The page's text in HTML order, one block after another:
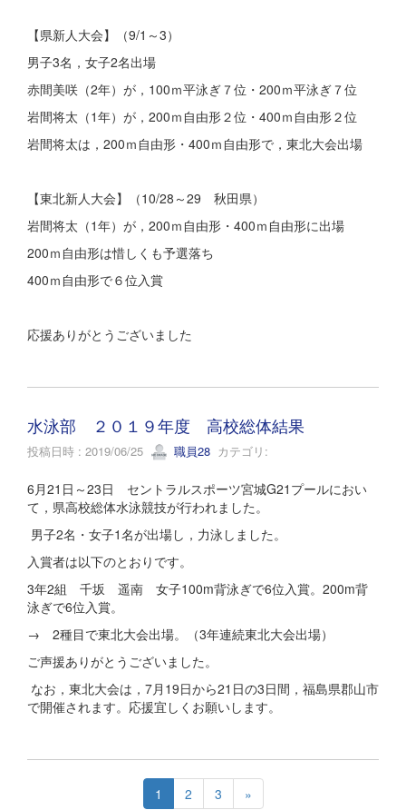
【県新人大会】（9/1～3）
男子3名，女子2名出場
赤間美咲（2年）が，100ｍ平泳ぎ７位・200ｍ平泳ぎ７位
岩間将太（1年）が，200ｍ自由形２位・400ｍ自由形２位
岩間将太は，200ｍ自由形・400ｍ自由形で，東北大会出場
【東北新人大会】（10/28～29 秋田県）
岩間将太（1年）が，200ｍ自由形・400ｍ自由形に出場
200ｍ自由形は惜しくも予選落ち
400ｍ自由形で６位入賞
応援ありがとうございました
水泳部 ２０１９年度 高校総体結果
投稿日時 : 2019/06/25 職員28 カテゴリ:
6月21日～23日 セントラルスポーツ宮城G21プールにおい
て，県高校総体水泳競技が行われました。
男子2名・女子1名が出場し，力泳しました。
入賞者は以下のとおりです。
3年2組 千坂 遥南 女子100m背泳ぎで6位入賞。200m背
泳ぎで6位入賞。
→ 2種目で東北大会出場。（3年連続東北大会出場）
ご声援ありがとうございました。
なお，東北大会は，7月19日から21日の3日間，福島県郡山市
で開催されます。応援宜しくお願いします。
1 2 3 »